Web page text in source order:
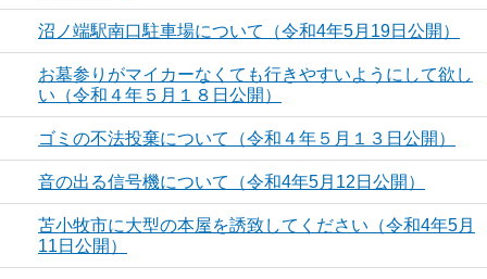
沼ノ端駅南口駐車場について（令和4年5月19日公開）
お墓参りがマイカーなくても行きやすいようにして欲し
い（令和４年５月１８日公開）
ゴミの不法投棄について（令和４年５月１３日公開）
音の出る信号機について（令和4年5月12日公開）
苫小牧市に大型の本屋を誘致してください（令和4年5月
11日公開）